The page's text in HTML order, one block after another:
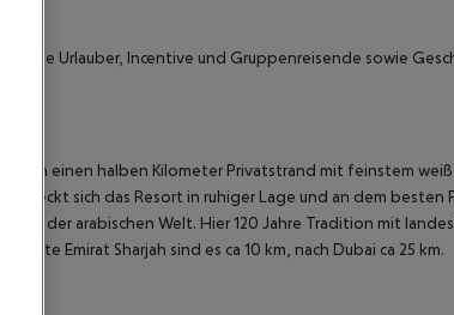
Urlauber, Incentive und Gruppenreisende sowie
einen halben Kilometer Privatstrand mit feinstem
sich das Resort in ruhiger Lage und an dem besten
der arabischen Welt. Hier 120 Jahre Tradition mit
Emirat Sharjah sind es ca 10 km, nach Dubai ca 25 km.